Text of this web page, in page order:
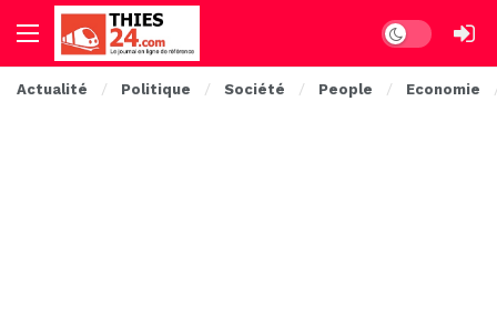
Dark mode
Actualité Politique Société People Economie